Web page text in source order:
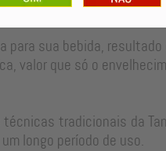
sua bebida,
valor que só o
tradicionais da
longo período de uso.